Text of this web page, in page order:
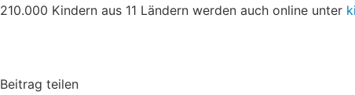
210.000 Kindern aus 11 Ländern werden auch online unter
Beitrag teilen